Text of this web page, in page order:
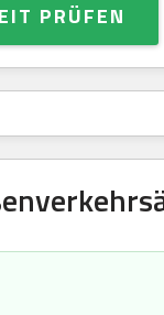
PRÜFEN